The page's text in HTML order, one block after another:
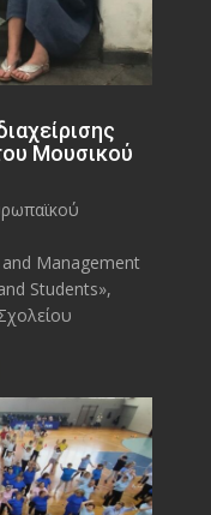
Μουσικού
and Management
Students»,